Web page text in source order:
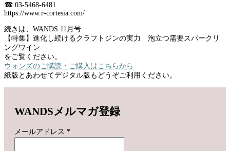
☎︎ 03-5468-6481
https://www.r-cortesia.com/
続きは、WANDS 11月号
【特集】進化し続けるクラフトジンの実力 泡立つ需要スパークリ
ングワイン
をご覧ください。
ウォンズのご購読・ご購入はこちらから
紙版とあわせてデジタル版もどうぞご利用ください。
WANDSメルマガ登録
メールアドレス *